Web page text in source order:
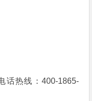
话热线：400-1865-